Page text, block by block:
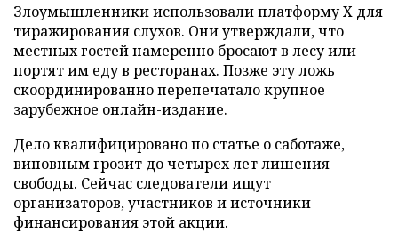
Злоумышленники использовали платформу X для
тиражирования слухов. Они утверждали, что
местных гостей намеренно бросают в лесу или
портят им еду в ресторанах. Позже эту ложь
скоординированно перепечатало крупное
зарубежное онлайн-издание.
Дело квалифицировано по статье о саботаже,
виновным грозит до четырех лет лишения
свободы. Сейчас следователи ищут
организаторов, участников и источники
финансирования этой акции.